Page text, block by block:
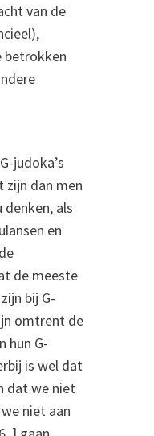
van de
betrokken
judoka’s
zijn dan men
als
en
de meeste
bij G-
omtrent de
hun G-
is wel dat
dat we niet
niet aan